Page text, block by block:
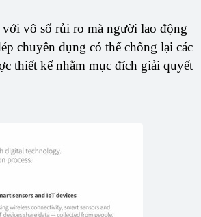
vô số rủi ro mà người lao động
chuyên dụng có thể chống lại các
thiết kế nhằm mục đích giải quyết